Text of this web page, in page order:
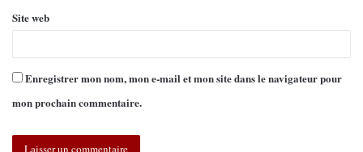
Site web
Enregistrer mon nom, mon e-mail et mon site dans le navigateur pour
mon prochain commentaire.